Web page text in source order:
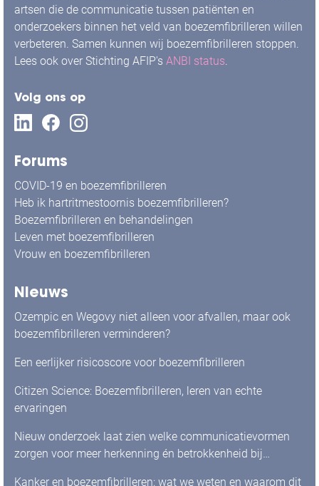
artsen die de communicatie tussen patiënten en
onderzoekers binnen het veld van boezemfibrilleren willen
verbeteren. Samen kunnen wij boezemfibrilleren stoppen.
Lees ook over Stichting AFIP's ANBI status.
Volg ons op
Forums
COVID-19 en boezemfibrilleren
Heb ik hartritmestoornis boezemfibrilleren?
Boezemfibrilleren en behandelingen
Leven met boezemfibrilleren
Vrouw en boezemfibrilleren
Nieuws
Ozempic en Wegovy niet alleen voor afvallen, maar ook
boezemfibrilleren verminderen?
Een eerlijker risicoscore voor boezemfibrilleren
Citizen Science: Boezemfibrilleren, leren van echte
ervaringen
Nieuw onderzoek laat zien welke communicatievormen
zorgen voor meer herkenning én betrokkenheid bij
Kanker en boezemfibrilleren: wat we weten en waarom dit